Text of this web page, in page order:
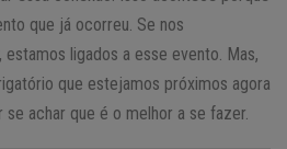
que já ocorreu. Se nos
ligados a esse evento. Mas,
que estejamos próximos agora
achar que é o melhor a se fazer.